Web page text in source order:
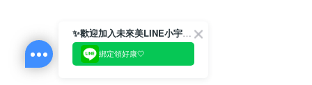
✨歡迎加入未來美LINE小宇宙💫
綁定領好康🤍